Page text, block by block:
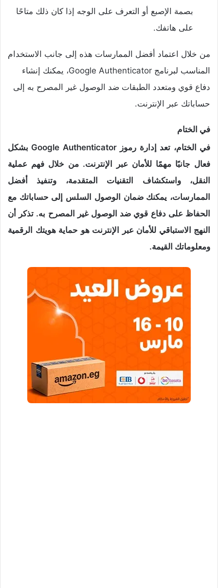
بصمة الإصبع أو التعرف على الوجه إذا كان ذلك متاحًا
على هاتفك.
من خلال اعتماد أفضل الممارسات هذه إلى جانب الاستخدام
المناسب لبرنامج Google Authenticator، يمكنك إنشاء
دفاع قوي ومتعدد الطبقات ضد الوصول غير المصرح به إلى
حساباتك عبر الإنترنت.
في الختام
في الختام، تعد إدارة رموز Google Authenticator بشكل
فعال جانبًا مهمًا للأمان عبر الإنترنت. من خلال فهم عملية
النقل، واستكشاف التقنيات المتقدمة، وتنفيذ أفضل
الممارسات، يمكنك ضمان الوصول السلس إلى حساباتك مع
الحفاظ على دفاع قوي ضد الوصول غير المصرح به. تذكر أن
النهج الاستباقي للأمان عبر الإنترنت هو حماية هويتك الرقمية
ومعلوماتك القيمة.